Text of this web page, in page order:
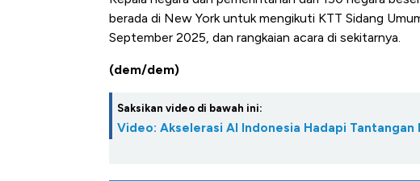
berada di New York untuk mengikuti KTT Sidang
September 2025, dan rangkaian acara di sekitarnya.
(dem/dem)
Saksikan video di bawah ini:
Video: Akselerasi AI Indonesia Hadapi Tantangan